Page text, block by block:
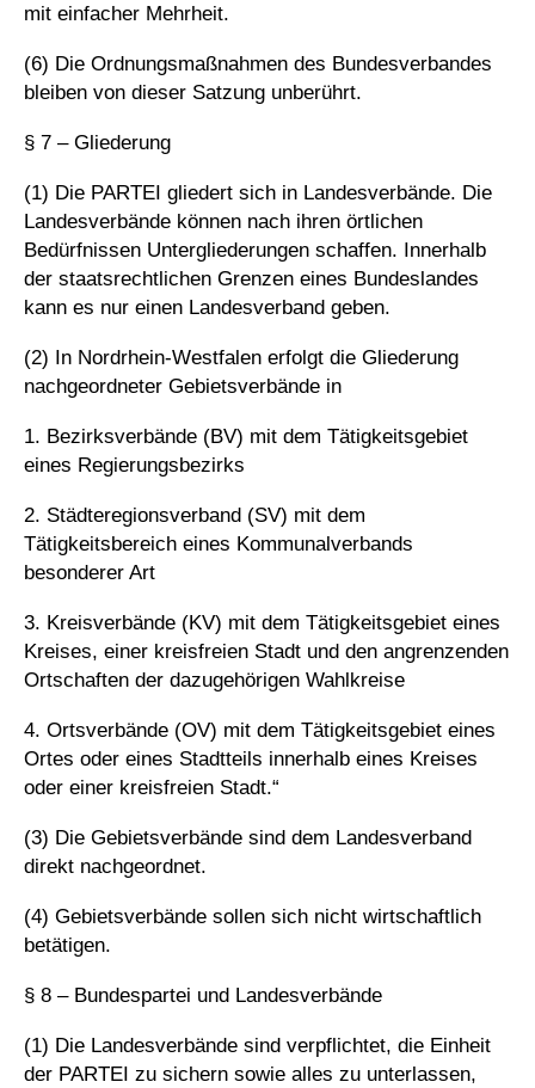
mit einfacher Mehrheit.
(6) Die Ordnungsmaßnahmen des Bundesverbandes
bleiben von dieser Satzung unberührt.
§ 7 – Gliederung
(1) Die PARTEI gliedert sich in Landesverbände. Die
Landesverbände können nach ihren örtlichen
Bedürfnissen Untergliederungen schaffen. Innerhalb
der staatsrechtlichen Grenzen eines Bundeslandes
kann es nur einen Landesverband geben.
(2) In Nordrhein-Westfalen erfolgt die Gliederung
nachgeordneter Gebietsverbände in
1. Bezirksverbände (BV) mit dem Tätigkeitsgebiet
eines Regierungsbezirks
2. Städteregionsverband (SV) mit dem
Tätigkeitsbereich eines Kommunalverbands
besonderer Art
3. Kreisverbände (KV) mit dem Tätigkeitsgebiet eines
Kreises, einer kreisfreien Stadt und den angrenzenden
Ortschaften der dazugehörigen Wahlkreise
4. Ortsverbände (OV) mit dem Tätigkeitsgebiet eines
Ortes oder eines Stadtteils innerhalb eines Kreises
oder einer kreisfreien Stadt.“
(3) Die Gebietsverbände sind dem Landesverband
direkt nachgeordnet.
(4) Gebietsverbände sollen sich nicht wirtschaftlich
betätigen.
§ 8 – Bundespartei und Landesverbände
(1) Die Landesverbände sind verpflichtet, die Einheit
der PARTEI zu sichern sowie alles zu unterlassen,